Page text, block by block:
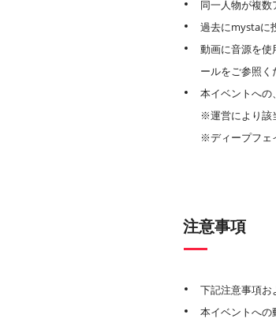
同一人物が複数
過去にmystaに
動画に音源を使
ールをご参照く
本イベントへの
※運営により該
※ディープフェ
注意事項
下記注意事項お
本イベントへの